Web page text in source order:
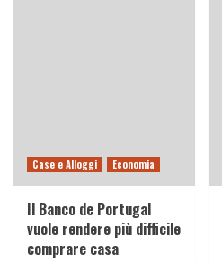
Case e Alloggi Economia
Il Banco de Portugal
vuole rendere più difficile
comprare casa